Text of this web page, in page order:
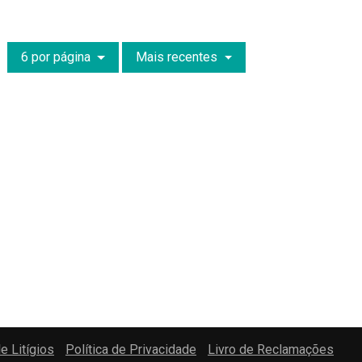
6 por página Mais recentes
Litígios Política de Privacidade Livro de Reclamações